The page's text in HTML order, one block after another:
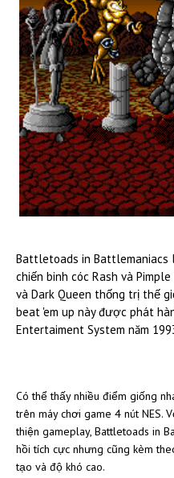
Battletoads in Battlemaniacs
chiến binh cóc Rash và
và Dark Queen thống trị thế
beat 'em up này được phát
Entertaiment System năm
​Có thể thấy nhiều điểm giống
trên máy chơi game 4 nút NES.
thiện gameplay, Battletoads in
hồi tích cực nhưng cũng kèm
tạo và độ khó cao.